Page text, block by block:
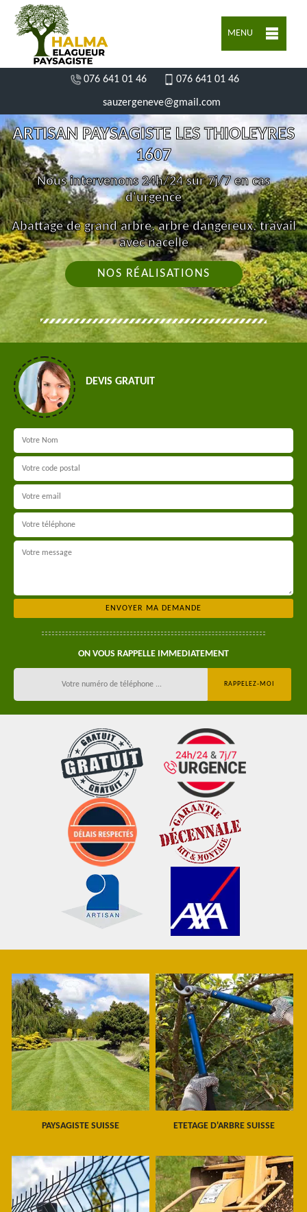
MENU
076 641 01 46 076 641 01 46
sauzergeneve@gmail.com
ARTISAN PAYSAGISTE LES THIOLEYRES
1607
Nous intervenons 24h/24 sur 7j/7 en cas
d'urgence
Abattage de grand arbre, arbre dangereux, travail
avec nacelle
NOS RÉALISATIONS
DEVIS GRATUIT
ON VOUS RAPPELLE IMMEDIATEMENT
PAYSAGISTE SUISSE ETETAGE D'ARBRE SUISSE